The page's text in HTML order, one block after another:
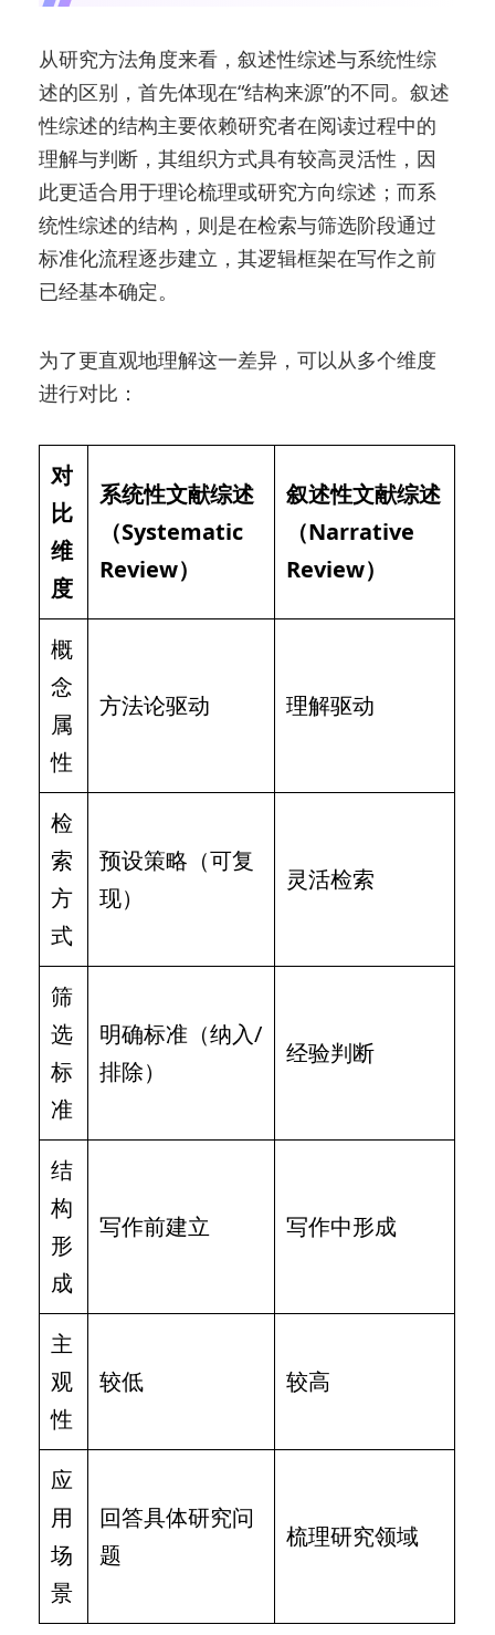
从研究方法角度来看，叙述性综述与系统性综
述的区别，首先体现在“结构来源”的不同。叙述
性综述的结构主要依赖研究者在阅读过程中的
理解与判断，其组织方式具有较高灵活性，因
此更适合用于理论梳理或研究方向综述；而系
统性综述的结构，则是在检索与筛选阶段通过
标准化流程逐步建立，其逻辑框架在写作之前
已经基本确定。
为了更直观地理解这一差异，可以从多个维度
进行对比：
对
比
维
度
系统性文献综述
（Systematic
Review）
叙述性文献综述
（Narrative
Review）
概
念
属
性
方法论驱动 理解驱动
检
索
方
式
预设策略（可复
现）
灵活检索
筛
选
标
准
明确标准（纳入/
排除）
经验判断
结
构
形
成
写作前建立 写作中形成
主
观
性
较低 较高
应
用
场
景
回答具体研究问
题
梳理研究领域